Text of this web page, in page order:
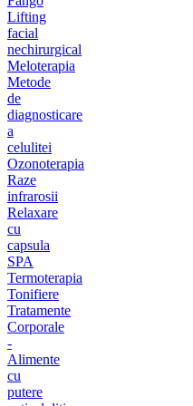
Lifting
facial
nechirurgical
Meloterapia
Metode
de
diagnosticare
a
celulitei
Ozonoterapia
Raze
infrarosii
Relaxare
cu
capsula
SPA
Termoterapia
Tonifiere
Tratamente
Corporale
-
Alimente
cu
putere